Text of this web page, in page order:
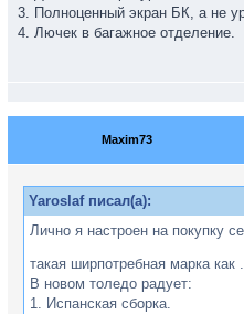
3. Полноценный экран БК, а не
4. Лючек в багажное отделение.
Maxim73
Yaroslaf писал(а):
Лично я настроен на покупку
такая ширпотребная марка
В новом толедо радует:
1. Испанская сборка.